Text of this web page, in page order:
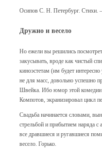
Осипов С. Н. Петербург.
Дружно и весело
Но ежели вы решились
закусывать, вроде как чистый
киноэстетам (им будет
не для масс, довольно успешно
Швейка. Ибо юмор этой комедии
Компотов, экранизировал цикл
Свадьба начинается словами,
стрельбой и прибытием наряда с
все дравшиеся и ругавшиеся
весело. Горько.